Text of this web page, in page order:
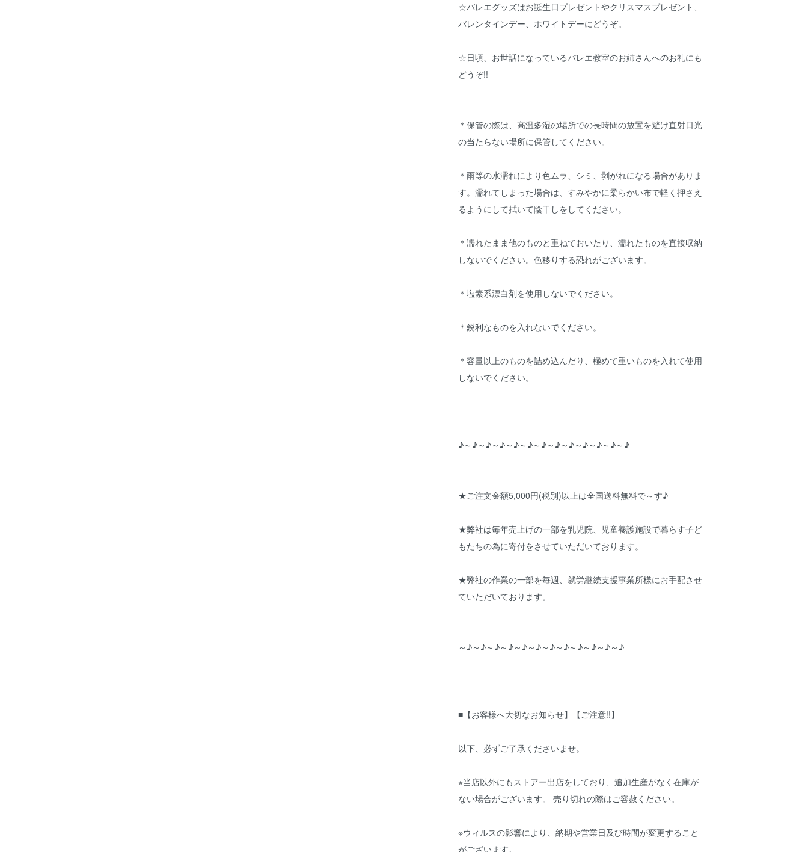
☆バレエグッズはお誕生日プレゼントやクリスマスプレゼント、
バレンタインデー、ホワイトデーにどうぞ。
☆日頃、お世話になっているバレエ教室のお姉さんへのお礼にも
どうぞ!!
＊保管の際は、高温多湿の場所での長時間の放置を避け直射日光
の当たらない場所に保管してください。
＊雨等の水濡れにより色ムラ、シミ、剥がれになる場合がありま
す。濡れてしまった場合は、すみやかに柔らかい布で軽く押さえ
るようにして拭いて陰干しをしてください。
＊濡れたまま他のものと重ねておいたり、濡れたものを直接収納
しないでください。色移りする恐れがございます。
＊塩素系漂白剤を使用しないでください。
＊鋭利なものを入れないでください。
＊容量以上のものを詰め込んだり、極めて重いものを入れて使用
しないでください。
♪～♪～♪～♪～♪～♪～♪～♪～♪～♪～♪～♪～♪
★ご注文金額5,000円(税別)以上は全国送料無料で～す♪
★弊社は毎年売上げの一部を乳児院、児童養護施設で暮らす子ど
もたちの為に寄付をさせていただいております。
★弊社の作業の一部を毎週、就労継続支援事業所様にお手配させ
ていただいております。
～♪～♪～♪～♪～♪～♪～♪～♪～♪～♪～♪～♪
■【お客様へ大切なお知らせ】【ご注意!!】
以下、必ずご了承くださいませ。
※当店以外にもストアー出店をしており、追加生産がなく在庫が
ない場合がございます。 売り切れの際はご容赦ください。
※ウィルスの影響により、納期や営業日及び時間が変更すること
がございます。